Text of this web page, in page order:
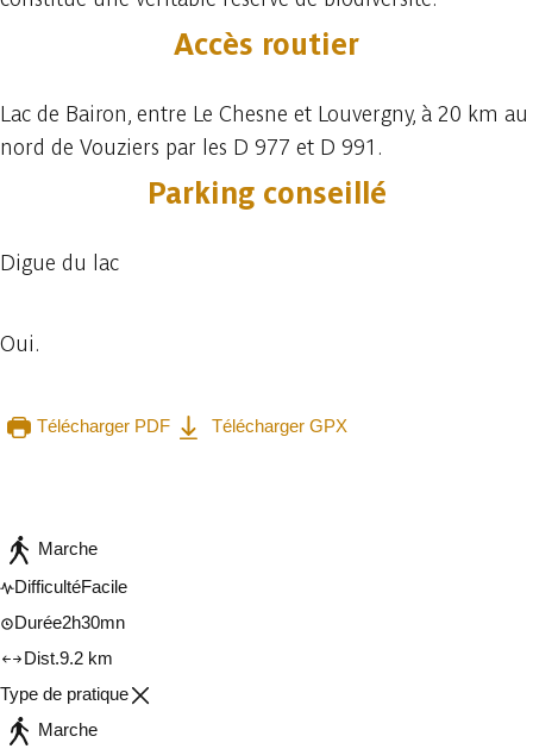
Accès routier
Lac de Bairon, entre Le Chesne et Louvergny, à 20 km au
nord de Vouziers par les D 977 et D 991.
Parking conseillé
Digue du lac
Oui.
Télécharger PDF
Télécharger GPX
Marche
DifficultéFacile
Durée2h30mn
Dist.9.2 km
Type de pratique
Marche